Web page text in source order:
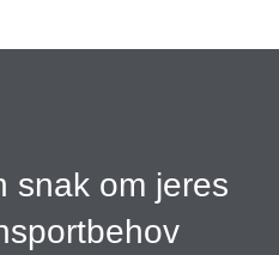
snak om jeres